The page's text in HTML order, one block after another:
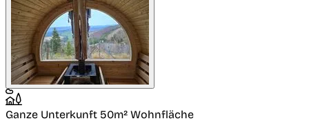
Ganze Unterkunft 50m² Wohnfläche